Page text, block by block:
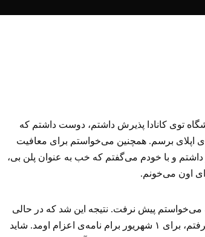
چون از یه دانشگاه توی کانادا پذیرش داشتم، دوست داشتم که
اپلای برسم. همچنین می‌خواستم برای معافیت
و با خودم می‌گفتم که خب به عنوان پلن بی،
اون می‌خونم.
می‌خواستم پیش نرفت. نتیجه این شد که در حالی
که تا ۱ اسفند برای سربازی فرصت داشتم، با تصمیمات اشتباهی که گرفتم، برای ۱ شهریور برام نامه‌ی اعزام اومد. شاید